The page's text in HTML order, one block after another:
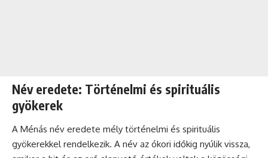
Név eredete: Történelmi és spirituális
gyökerek
A Ménás név eredete mély történelmi és spirituális
gyökerekkel rendelkezik. A név az ókori időkig nyúlik vissza,